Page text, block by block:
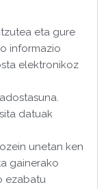
eta gure
informazio
elektronikoz
datuak
unetan ken
gainerako
ezabatu